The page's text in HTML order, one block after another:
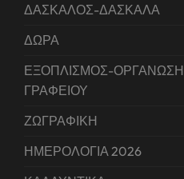
ΔΑΣΚΑΛΟΣ-ΔΑΣΚΑΛΑ
ΔΩΡΑ
ΕΞΟΠΛΙΣΜΟΣ-ΟΡΓΑΝΩΣΗ
ΓΡΑΦΕΙΟΥ
ΖΩΓΡΑΦΙΚΗ
ΗΜΕΡΟΛΟΓΙΑ 2026